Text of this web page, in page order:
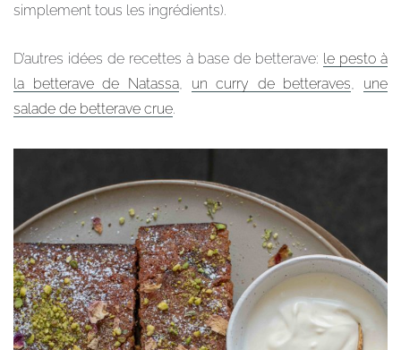
simplement tous les ingrédients).
D’autres idées de recettes à base de betterave: le pesto à
la betterave de Natassa, un curry de betteraves, une
salade de betterave crue.